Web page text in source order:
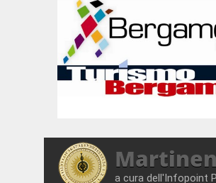
a cura dell'Infopoint